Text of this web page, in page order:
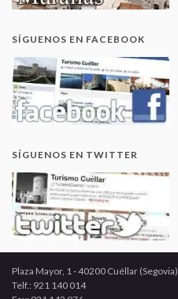
SÍGUENOS EN FACEBOOK
SÍGUENOS EN TWITTER
Plaza Mayor, 1 - 40200 Cuéllar (Segovia)
Telf.: 921 140 014